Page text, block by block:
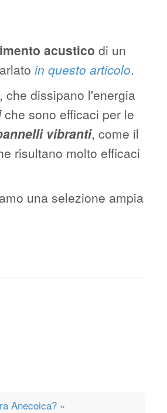
acustico di un
in questo articolo.
, che dissipano l'energia
che sono efficaci per le
vibranti, come il
risultano molto efficaci
una selezione ampia
Anecoica? »